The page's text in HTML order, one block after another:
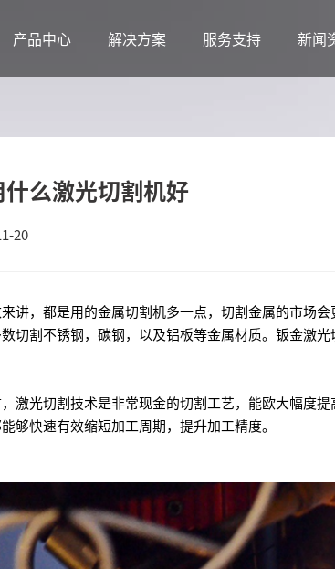
产品中心 解决方案 服务支持 新闻
么激光切割机好
20
讲，都是用的金属切割机多一点，切割金属的市场
切割不锈钢，碳钢，以及铝板等金属材质。钣金激光
激光切割技术是非常现金的切割工艺，能欧大幅度提
够快速有效缩短加工周期，提升加工精度。